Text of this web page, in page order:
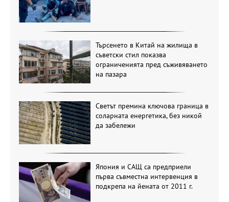
Търсенето в Китай на жилища в
съветски стил показва
ограниченията пред съживяването
на пазара
Светът премина ключова граница в
соларната енергетика, без никой
да забележи
Япония и САЩ са предприели
първа съвместна интервенция в
подкрепа на йената от 2011 г.